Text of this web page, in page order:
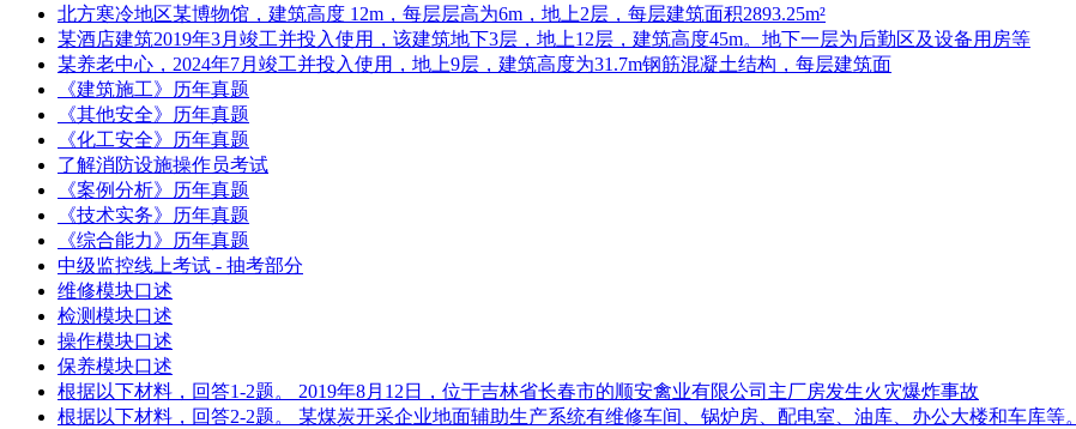
北方寒冷地区某博物馆，建筑高度 12m，每层层高为6m，地上2层，每层建筑面积2893.25m²
某酒店建筑2019年3月竣工并投入使用，该建筑地下3层，地上12层，建筑高度45m。地下一层为后勤区及设备用房等
某养老中心，2024年7月竣工并投入使用，地上9层，建筑高度为31.7m钢筋混凝土结构，每层建筑面
《建筑施工》历年真题
《其他安全》历年真题
《化工安全》历年真题
了解消防设施操作员考试
《案例分析》历年真题
《技术实务》历年真题
《综合能力》历年真题
中级监控线上考试 - 抽考部分
维修模块口述
检测模块口述
操作模块口述
保养模块口述
根据以下材料，回答1-2题。 2019年8月12日，位于吉林省长春市的顺安禽业有限公司主厂房发生火灾爆炸事故
根据以下材料，回答2-2题。 某煤炭开采企业地面辅助生产系统有维修车间、锅炉房、配电室、油库、办公大楼和车库等。